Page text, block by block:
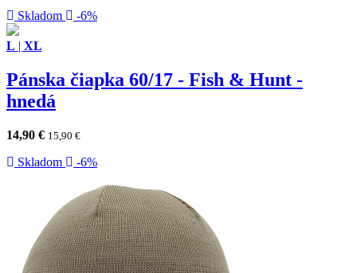
Skladom -6%
L | XL
Pánska čiapka 60/17 - Fish & Hunt -
hnedá
14,90 € 15,90 €
Skladom -6%